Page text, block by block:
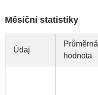
Měsíční statistiky
Údaj
Průměrná
hodnota